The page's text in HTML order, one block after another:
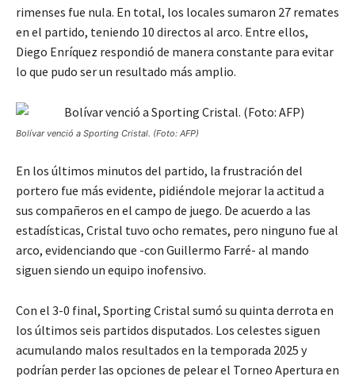
rimenses fue nula. En total, los locales sumaron 27 remates
en el partido, teniendo 10 directos al arco. Entre ellos,
Diego Enríquez respondió de manera constante para evitar
lo que pudo ser un resultado más amplio.
Bolívar venció a Sporting Cristal. (Foto: AFP)
En los últimos minutos del partido, la frustración del
portero fue más evidente, pidiéndole mejorar la actitud a
sus compañeros en el campo de juego. De acuerdo a las
estadísticas, Cristal tuvo ocho remates, pero ninguno fue al
arco, evidenciando que -con Guillermo Farré- al mando
siguen siendo un equipo inofensivo.
Con el 3-0 final, Sporting Cristal sumó su quinta derrota en
los últimos seis partidos disputados. Los celestes siguen
acumulando malos resultados en la temporada 2025 y
podrían perder las opciones de pelear el Torneo Apertura en